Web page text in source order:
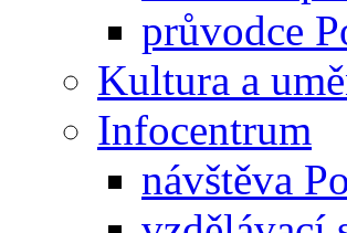
průvodce
Kultura a
Infocentrum
návštěva